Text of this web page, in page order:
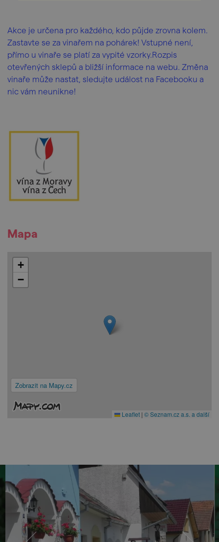
Akce je určena pro každého, kdo půjde zrovna kolem.
Zastavte se za vinařem na pohárek! Vstupné není,
přímo u vinaře se platí za vypité vzorky.Rozpis
otevřených sklepů a bližší informace na webu. Změna
vinaře může nastat, sledujte událost na Facebooku a
nic vám neunikne!
Mapa
Zobrazit na Mapy.cz
+
−
Leaflet | © Seznam.cz a.s. a další